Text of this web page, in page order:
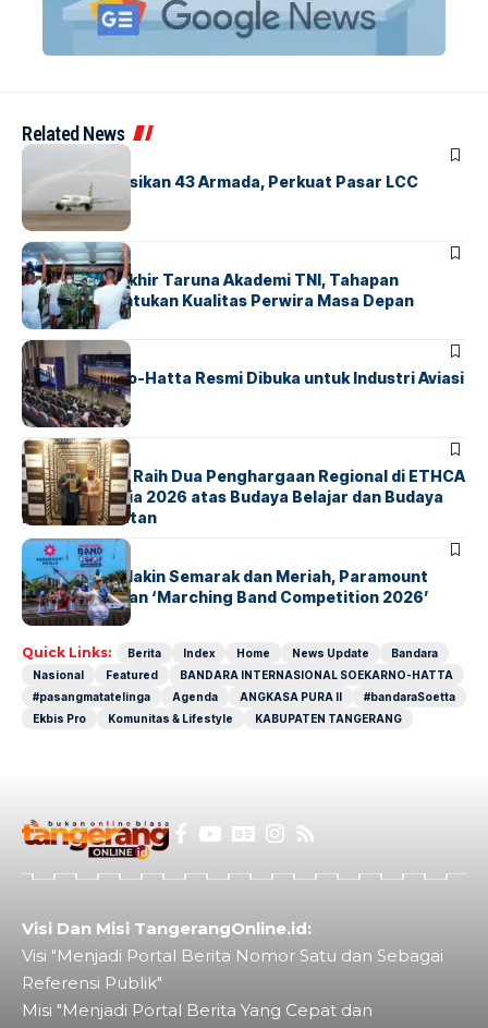
Related News
BANDARA
Citilink Operasikan 43 Armada, Perkuat Pasar LCC
Nasional
BERITA
Sidang Pantukhir Taruna Akademi TNI, Tahapan
Strategis Tentukan Kualitas Perwira Masa Depan
BANDARA BERITA
IALC Soekarno-Hatta Resmi Dibuka untuk Industri Aviasi
Dunia
BERITA
ParagonCorp Raih Dua Penghargaan Regional di ETHCA
Southeast Asia 2026 atas Budaya Belajar dan Budaya
Kebermanfaatan
BERITA INDEX
Akhir Pekan Makin Semarak dan Meriah, Paramount
Petals Hadirkan ‘Marching Band Competition 2026’
Quick Links: Berita Index Home News Update
Bandara
Nasional
Featured
BANDARA INTERNASIONAL SOEKARNO-HATTA
#pasangmatatelinga
Agenda ANGKASA PURA II
#bandaraSoetta
Ekbis Pro
Komunitas & Lifestyle KABUPATEN TANGERANG
Visi Dan Misi TangerangOnline.id:
Visi "Menjadi Portal Berita Nomor Satu dan Sebagai
Referensi Publik"
Misi "Menjadi Portal Berita Yang Cepat dan